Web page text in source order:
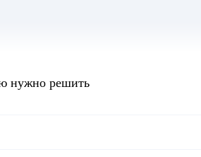
нужно решить